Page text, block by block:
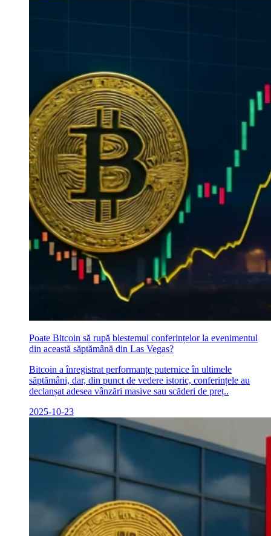
Poate Bitcoin să rupă blestemul conferințelor la evenimentul
din această săptămână din Las Vegas?
Bitcoin a înregistrat performanțe puternice în ultimele
săptămâni, dar, din punct de vedere istoric, conferințele au
declanșat adesea vânzări masive sau scăderi de preț..
2025-10-23